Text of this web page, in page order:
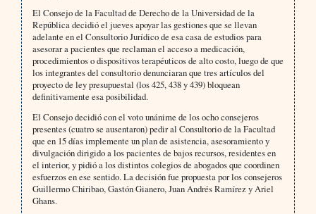
El Consejo de la Facultad de Derecho de la Universidad de la
República decidió el jueves apoyar las gestiones que se llevan
adelante en el Consultorio Jurídico de esa casa de estudios para
asesorar a pacientes que reclaman el acceso a medicación,
procedimientos o dispositivos terapéuticos de alto costo, luego de que
los integrantes del consultorio denunciaran que tres artículos del
proyecto de ley presupuestal (los 425, 438 y 439) bloquean
definitivamente esa posibilidad.
El Consejo decidió con el voto unánime de los ocho consejeros
presentes (cuatro se ausentaron) pedir al Consultorio de la Facultad
que en 15 días implemente un plan de asistencia, asesoramiento y
divulgación dirigido a los pacientes de bajos recursos, residentes en
el interior, y pidió a los distintos colegios de abogados que coordinen
esfuerzos en ese sentido. La decisión fue propuesta por los consejeros
Guillermo Chiribao, Gastón Gianero, Juan Andrés Ramírez y Ariel
Ghans.